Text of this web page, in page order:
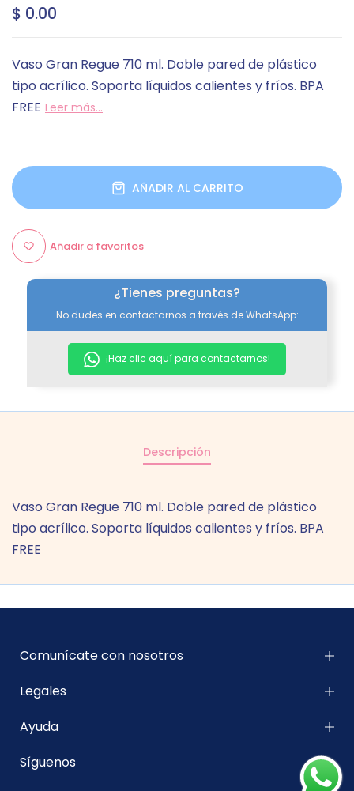
$ 0.00
Vaso Gran Regue 710 ml. Doble pared de plástico
tipo acrílico. Soporta líquidos calientes y fríos. BPA
FREE Leer más...
AÑADIR AL CARRITO
Añadir a favoritos
¿Tienes preguntas?
No dudes en contactarnos a través de WhatsApp:
¡Haz clic aquí para contactarnos!
Descripción
Vaso Gran Regue 710 ml. Doble pared de plástico
tipo acrílico. Soporta líquidos calientes y fríos. BPA
FREE
Comunícate con nosotros
Legales
Ayuda
Síguenos